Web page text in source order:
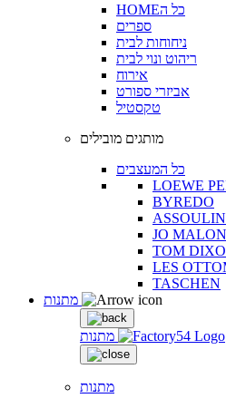
HOMEכל ה
ספרים
ניחוחות לבית
ריהוט ונוי לבית
אירוח
אביזרי ספורט
טקסטיל
מותגים מובילים
כל המעצבים
LOEWE
BYREDO
JO
TOM
LES
TASCHEN
מתנות
מתנות